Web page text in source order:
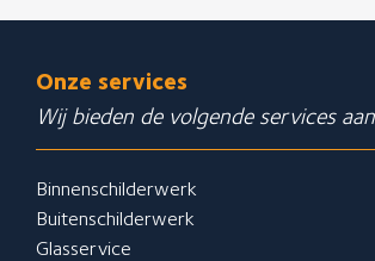
Onze services
Wij bieden de volgende services
Binnenschilderwerk
Buitenschilderwerk
Glasservice